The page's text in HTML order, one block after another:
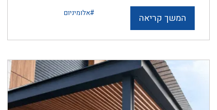
המשך קריאה #אלומיניום